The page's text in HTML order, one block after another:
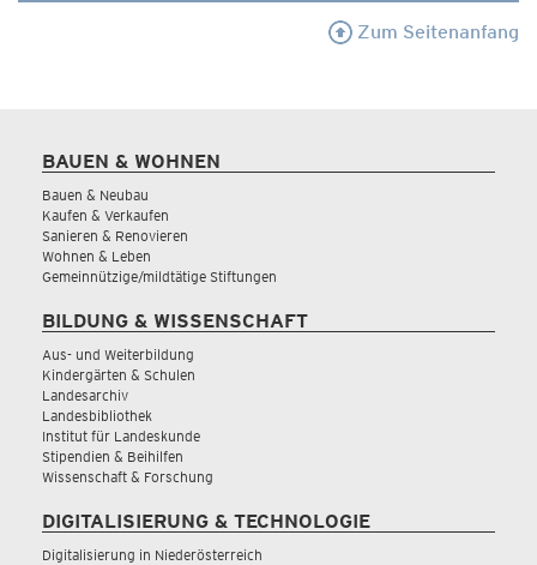
Zum Seitenanfang
BAUEN & WOHNEN
Bauen & Neubau
Kaufen & Verkaufen
Sanieren & Renovieren
Wohnen & Leben
Gemeinnützige/mildtätige Stiftungen
BILDUNG & WISSENSCHAFT
Aus- und Weiterbildung
Kindergärten & Schulen
Landesarchiv
Landesbibliothek
Institut für Landeskunde
Stipendien & Beihilfen
Wissenschaft & Forschung
DIGITALISIERUNG & TECHNOLOGIE
Digitalisierung in Niederösterreich